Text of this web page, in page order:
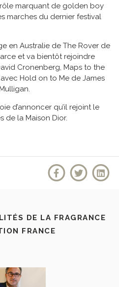
marquant de golden boy
marches du dernier festival
en Australie de The Rover de
et va bientôt rejoindre
Cronenberg, Maps to the
Hold on to Me de James
d’annoncer qu’il rejoint le
de la Maison Dior.
DE LA FRAGRANCE
FRANCE